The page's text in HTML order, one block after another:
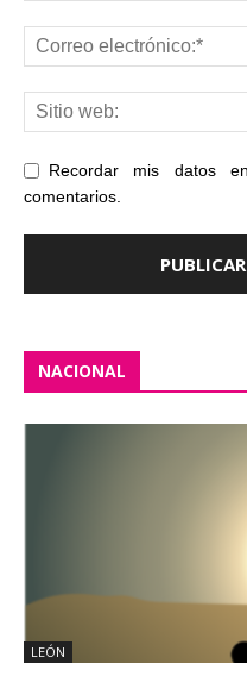
Recordar mis datos
comentarios.
NACIONAL
LEÓN